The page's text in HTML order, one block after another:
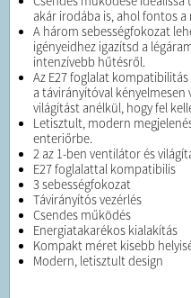
akár irodába is, ahol fontos
A három sebességfokozat
igényeidhez igazítsd a
intenzívebb hűtésről.
Az E27 foglalat
a távirányítóval
világítást anélkül, hogy fel
Letisztult, modern
enteriőrbe.
2 az 1-ben ventilátor és
E27 foglalattal kompatibilis
3 sebességfokozat
Távirányítós vezérlés
Csendes működés
Energiatakarékos kialakítás
Kompakt méret kisebb
Modern, letisztult design